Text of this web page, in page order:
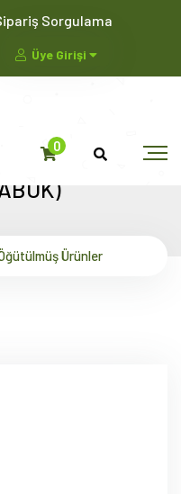
Sorgulama
Üye Girişi
0
Ürünler